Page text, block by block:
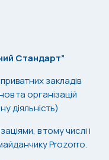
Стандарт”
закладів
та організацій
діяльність)
в тому числі і
Prozorro.